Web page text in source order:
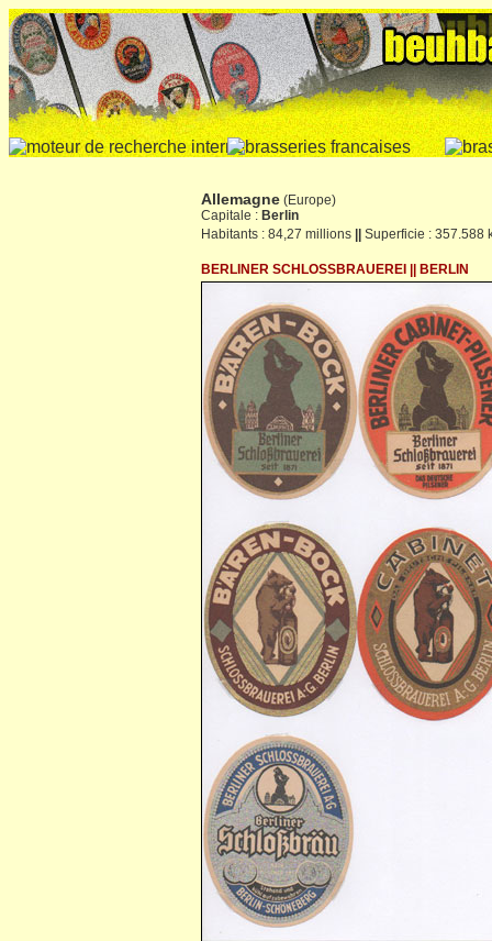
Allemagne (Europe)
Capitale : Berlin
Habitants : 84,27 millions
Superficie : 357.588
BERLINER SCHLOSSBRAUEREI || BERLIN